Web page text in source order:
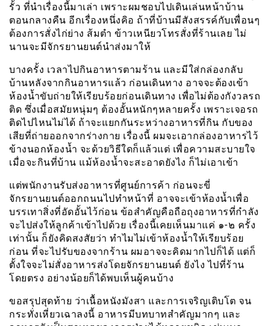
รั้ว ที่นำเรื่องนี้มาเล่า เพราะผมชอบไปเดินเล่นหน้าบ้าน
ตอนกลางคืน อีกเรื่องหนึ่งคิอ ถ้าที่บ้านมีสังสรรค์กับเพื่อนๆ
ต้องการสั่งไก่ย่าง ส้มตำ ข้าวเหนียวโทรสั่งที่ร้านเลย ไม่
นานจะมีจักรยานยนต์นำส่งมาให้
บางครั้ง เวลาไปกินอาหารตามร้าน และมีใส่กล่องกลับ
บ้านหลังจากกินอาหารแล้ว ก่อนเดินทาง อาจจะต้องเข้า
ห้องน้ำขับถ่ายให้เรียบร้อยก่อนเดินทาง เพื่อไม่ต้องกังวลรถ
ติด ซึ่งเมื่อสมัยหนุ่มๆ ต้องอั้นหนักๆหลายครั้ง เพราะเจอรถ
ติดไปไหนไม่ได้ ถ้าจะแยกกันระหว่างอาหารที่กิน กับของ
เสียที่ถ่ายออกจากร่างกาย เรื่องนี้ ผมจะเอากล่องอาหารไว้
ข้างนอกห้องน้ำ จะด้วยวิธีใดก็แล้วแต่ เพื่อความสะบายใจ
เมื่อจะกินที่บ้าน แม้ห้องน้ำจะสะอาดยังไง ก็ไม่เอาเข้า
แต่พนักงานรับส่งอาหารที่ศูนย์การค้า ก่อนจะขี่
จักรยานยนต์ออกถนนไปทำหน้าที่ อาจจะเข้าห้องน้ำเพื่อ
บรรเทาสิ่งที่อัดอั้นไว้ก่อน ข้อสำคัญคือถือถุงอาหารที่กำลัง
จะไปส่งให้ลูกค้าเข้าไปด้วย เรื่องนี้เคยเห็นมาแค่ ๑-๒ ครั้ง
เท่านั้น ก็ยังคิดสงสัยว่า ทำไมไม่เข้าห้องน้ำให้เรียบร้อย
ก่อน ที่จะไปรับของจากร้าน ผมอาจจะคิดมากไปก็ได้ แต่ก็
ตั้งใจจะไม่สั่งอาหารส่งโดยจักรยานยนต์ ยังไง ไปที่ร้าน
โดยตรง อย่างน้อยก็ได้พบเห็นผู้คนบ้าง
ขอสรุปสุดท้าย ว่าเนื้อหนังมังสา และการเจริญเติบโต จน
กระทั่งเหี่ยวเฉาลงนี้ อาหารมีบทบาทสำคัญมากๆ และ